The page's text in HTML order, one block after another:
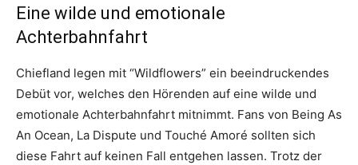
Eine wilde und emotionale
Achterbahnfahrt
Chiefland legen mit “Wildflowers” ein beeindruckendes
Debüt vor, welches den Hörenden auf eine wilde und
emotionale Achterbahnfahrt mitnimmt. Fans von Being As
An Ocean, La Dispute und Touché Amoré sollten sich
diese Fahrt auf keinen Fall entgehen lassen. Trotz der